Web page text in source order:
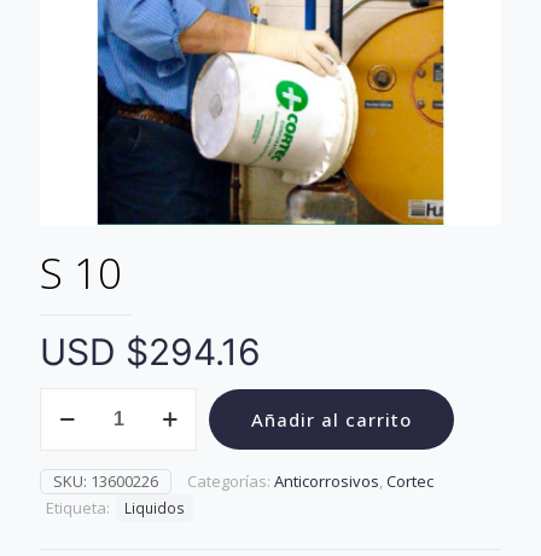
S 10
USD $294.16
Añadir al carrito
SKU: 13600226 Categorías: Anticorrosivos Cortec
Etiqueta:
Liquidos